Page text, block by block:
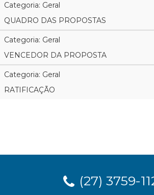
Categoria: Geral
QUADRO DAS PROPOSTAS
Categoria: Geral
VENCEDOR DA PROPOSTA
Categoria: Geral
RATIFICAÇÃO
(27) 3759-